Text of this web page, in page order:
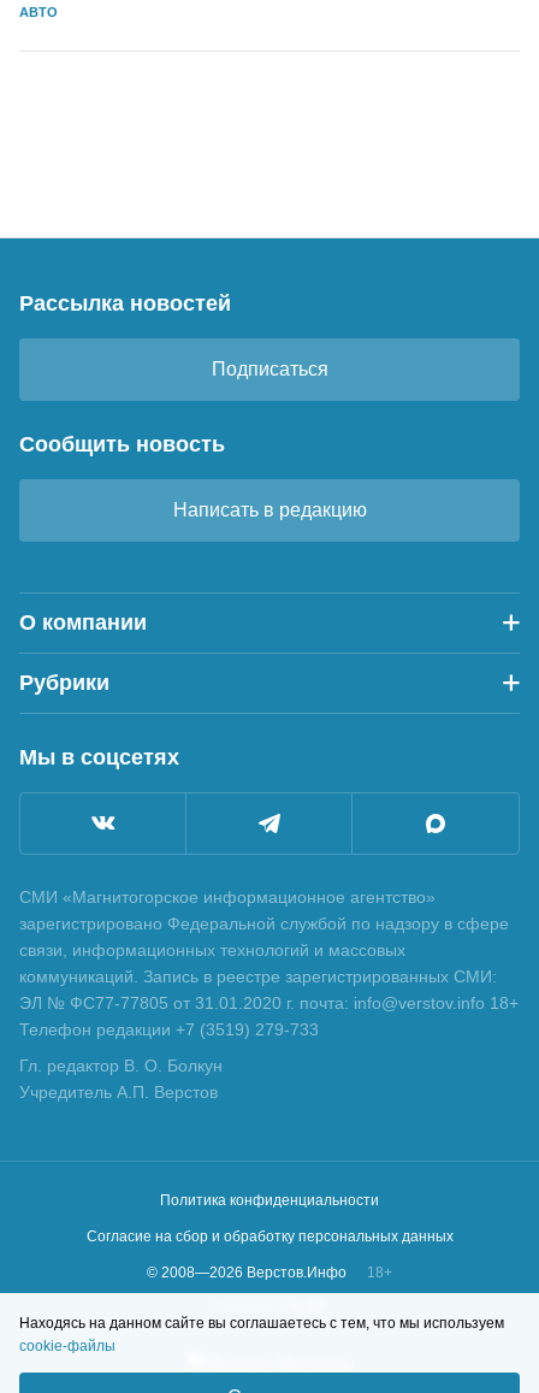
АВТО
Рассылка новостей
Подписаться
Сообщить новость
Написать в редакцию
О компании
Рубрики
Мы в соцсетях
СМИ «Магнитогорское информационное агентство»
зарегистрировано Федеральной службой по надзору в сфере
связи, информационных технологий и массовых
коммуникаций. Запись в реестре зарегистрированных СМИ:
ЭЛ № ФС77-77805 от 31.01.2020 г. почта: info@verstov.info 18+
Телефон редакции +7 (3519) 279-733
Гл. редактор В. О. Болкун
Учредитель А.П. Верстов
Политика конфиденциальности
Согласие на сбор и обработку персональных данных
© 2008—2026 Верстов.Инфо
18+
Находясь на данном сайте вы соглашаетесь с тем, что мы используем
cookie-файлы